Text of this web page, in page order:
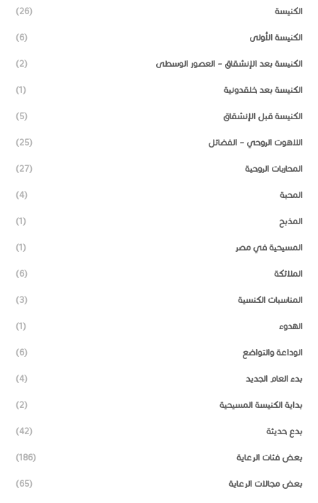
الكنيسة (26)
الكنيسة الأولى (6)
الكنيسة بعد الإنشقاق – العصور الوسطى (2)
الكنيسة بعد خلقدونية (1)
الكنيسة قبل الإنشقاق (5)
اللاهوت الروحي – الفضائل (25)
المحاربات الروحية (27)
المحبة (4)
المذبح (1)
المسيحية في مصر (1)
الملائكة (6)
المناسبات الكنسية (3)
الهدوء (1)
الوداعة والتواضع (6)
بدء العام الجديد (4)
بداية الكنيسة المسيحية (2)
بدع حديثة (42)
بعض فئات الرعاية (186)
بعض مجالات الرعاية (65)